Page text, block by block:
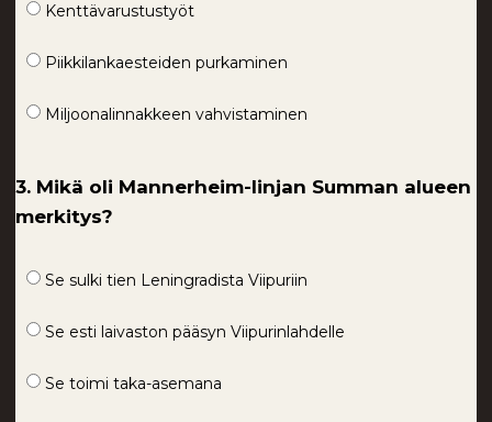
Kenttävarustustyöt
Piikkilankaesteiden purkaminen
Miljoonalinnakkeen vahvistaminen
3. Mikä oli Mannerheim-linjan Summan alueen
merkitys?
Se sulki tien Leningradista Viipuriin
Se esti laivaston pääsyn Viipurinlahdelle
Se toimi taka-asemana